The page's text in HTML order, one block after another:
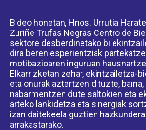
Bideo honetan, Hnos. Urrutia
Zuriñe Trufas Negras Centro de
sektore desberdinetako bi
dira beren esperientziak
motibazioaren inguruan
Elkarrizketan zehar, ekintzailetza-
eta onurak aztertzen dituzte, baina,
nabarmentzen dute saltokien eta
arteko lankidetza eta sinergiak
izan daitekeela guztien
arrakastarako.